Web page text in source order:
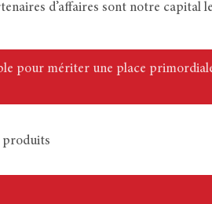
d’affaires sont notre capital
pour mériter une place
produits